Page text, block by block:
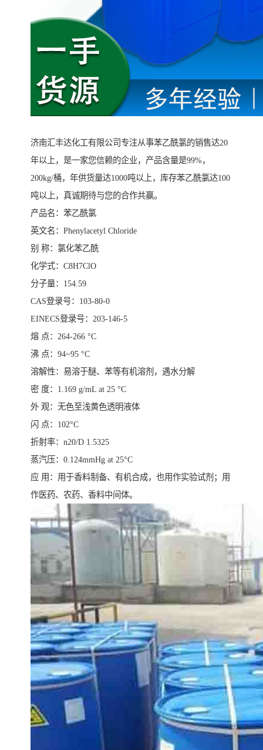
济南汇丰达化工有限公司专注从事苯乙酰氯的销售达20
年以上，是一家您信赖的企业，产品含量是99%，
200kg/桶，年供货量达1000吨以上，库存苯乙酰氯达100
吨以上，真诚期待与您的合作共赢。
产品名： 苯乙酰氯
英文名： Phenylacetyl Chloride
别 称： 氯化苯乙酰
化学式： C8H7ClO
分子量： 154.59
CAS登录号： 103-80-0
EINECS登录号： 203-146-5
熔 点： 264-266 °C
沸 点： 94~95 °C
溶解性： 易溶于醚、苯等有机溶剂，遇水分解
密 度： 1.169 g/mL at 25 °C
外 观： 无色至浅黄色透明液体
闪 点： 102°C
折射率： n20/D 1.5325
蒸汽压： 0.124mmHg at 25°C
应 用 ： 用于香料制备、有机合成， 也用作实验试剂 ； 用
作医药、农药、香料中间体。